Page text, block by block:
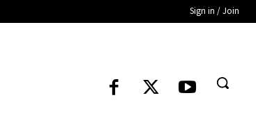
Sign in / Join